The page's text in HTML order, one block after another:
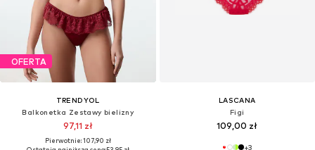
OFERTA
TRENDYOL
Balkonetka Zestawy bielizny
97,11 zł
Pierwotnie: 107,90 zł
LASCANA
Figi
109,00 zł
+3